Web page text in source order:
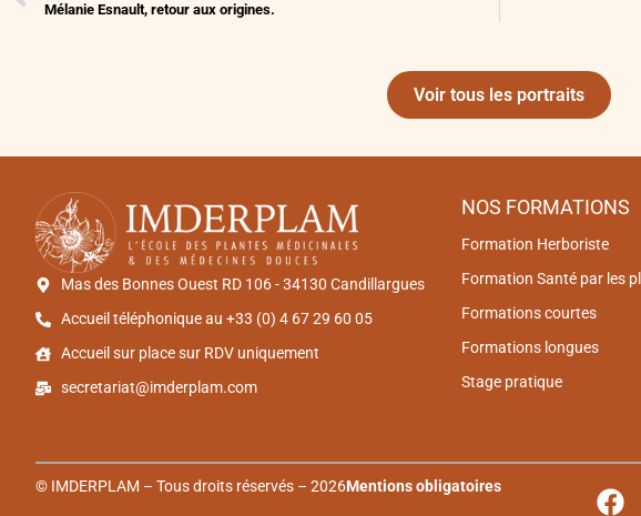
Mélanie Esnault, retour aux origines.
Voir tous les portraits
Mas des Bonnes Ouest RD 106 - 34130 Candillargues
Accueil téléphonique au +33 (0) 4 67 29 60 05
Accueil sur place sur RDV uniquement
secretariat@imderplam.com
NOS FORMATIONS
Formation Herboriste
Formation Santé par les
Formations courtes
Formations longues
Stage pratique
© IMDERPLAM – Tous droits réservés – 2026Mentions obligatoires